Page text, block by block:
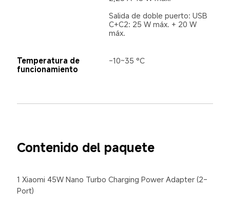
Salida de doble puerto: USB
C+C2: 25 W máx. + 20 W
máx.
Temperatura de
funcionamiento
-10~35 °C
Contenido del paquete
1 Xiaomi 45W Nano Turbo Charging Power Adapter (2-
Port)